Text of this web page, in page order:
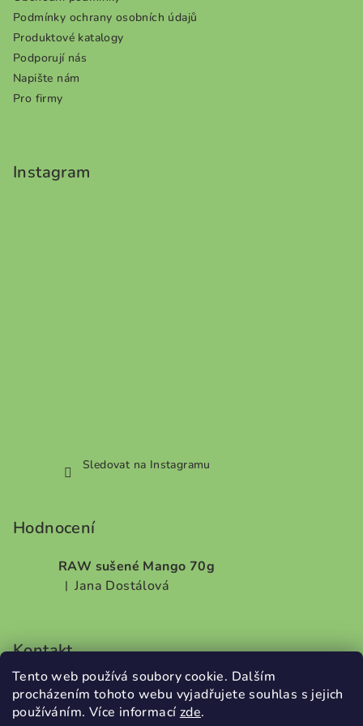
Tento web používá soubory cookie. Dalším
procházením tohoto webu vyjadřujete souhlas s jejich
používáním. Více informací zde.
Podmínky ochrany osobních údajů
Produktové katalogy
Podporují nás
Napište nám
Pro firmy
Instagram
Sledovat na Instagramu
Hodnocení
RAW sušené Mango 70g
Hodnocení produktu je 5 z 5 hvězdiček.
| Jana Dostálová
Kontakt
info @ dobrodilo.cz
+420732707987